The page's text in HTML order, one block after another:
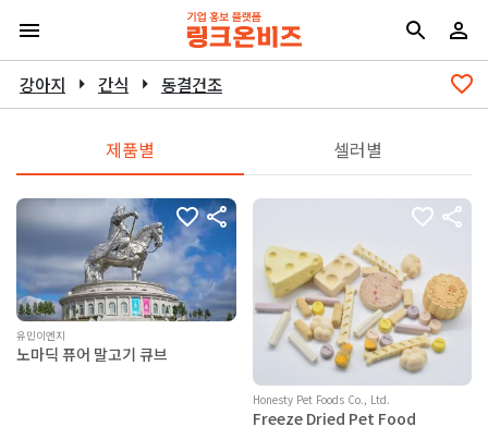
강아지 arrow_right 간식 arrow_right 동결건조
제품별 셀러별
유민이엔지
노마딕 퓨어 말고기 큐브
Honesty Pet Foods Co., Ltd.
Freeze Dried Pet Food